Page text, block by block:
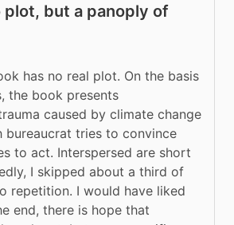
plot, but a panoply of
has no real plot. On the basis
the book presents
caused by climate change
bureaucrat tries to convince
to act. Interspersed are short
I skipped about a third of
repetition. I would have liked
end, there is hope that